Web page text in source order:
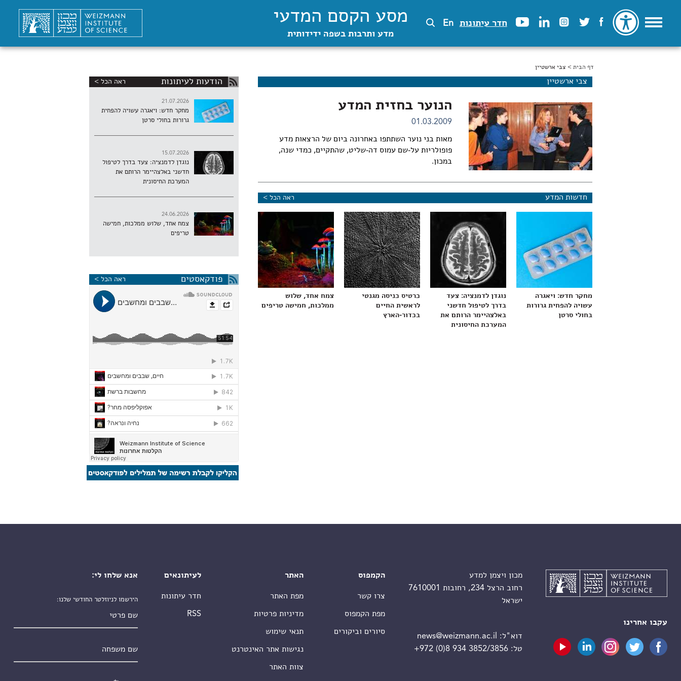
חדר עיתונות En מסע הקסם המדעי
מדע ותרבות בשפה ידידותית
הינך נמצא כאן
דף הבית > צבי ארשטיין
צבי ארשטיין
הנוער בחזית המדע
01.03.2009
מאות בני נוער השתתפו באחרונה ביום של הרצאות מדע
פופולריות על-שם עמוס דה-שליט, שהתקיים, כמדי שנה,
במכון.
חדשות המדע ראה הכל >
מחקר חדש: ויאגרה
עשויה להפחית גרורות
בחולי סרטן
נוגדן לדמנציה: צעד
בדרך לטיפול חדשני
באלצהיימר הרותם את
המערכת החיסונית
כרטיס כניסה מגנטי
לראשית החיים
בכדור-הארץ
צמח אחד, שלוש
ממלכות, חמישה טריפים
הודעות לעיתונות ראה הכל >
21.07.2026
מחקר חדש: ויאגרה עשויה להפחית
גרורות בחולי סרטן
15.07.2026
נוגדן לדמנציה: צעד בדרך לטיפול
חדשני באלצהיימר הרותם את
המערכת החיסונית
24.06.2026
צמח אחד, שלוש ממלכות, חמישה
טריפים
פודקאסטים ראה הכל >
עקבו אחרינו
מכון ויצמן למדע
רחוב הרצל 234, רחובות 7610001
ישראל
דוא"ל:
news@weizmann.ac.il
טל:+972 (0)8 934 3852/3856
הקמפוס
צרו קשר
מפת הקמפוס
סיורים וביקורים
האתר
מפת האתר
מדיניות פרטיות
תנאי שימוש
נגישות אתר האינטרנט
צוות האתר
לעיתונאים
חדר עיתונות
RSS
אנא שלחו לי:
הירשמו לניוזלטר החודשי שלנו: